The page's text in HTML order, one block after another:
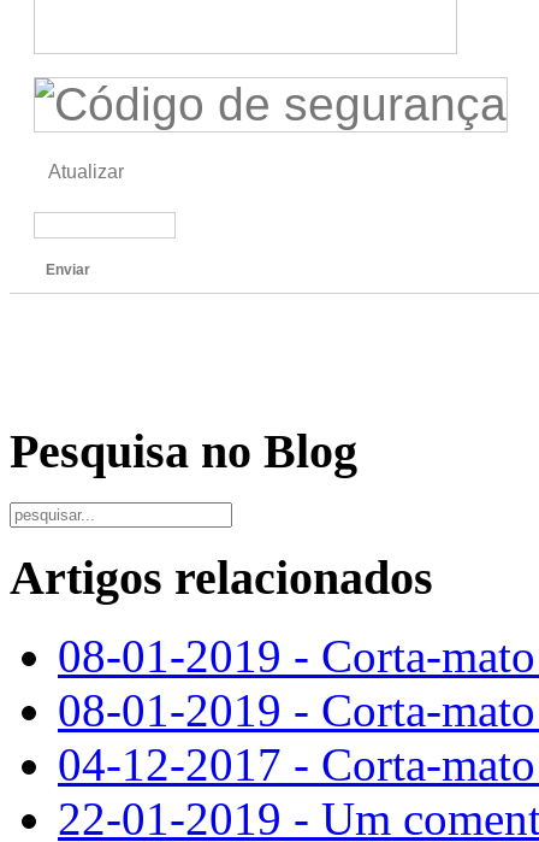
Atualizar
Enviar
Pesquisa no Blog
Artigos relacionados
08-01-2019 - Corta-
08-01-2019 - Corta-
04-12-2017 - Corta-
22-01-2019 - Um